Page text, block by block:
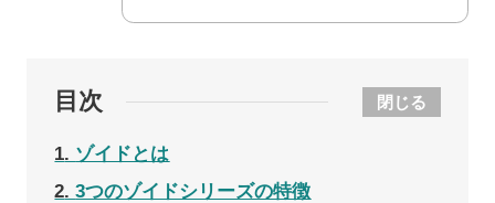
目次 閉じる
1 ゾイドとは
2 3つのゾイドシリーズの特徴